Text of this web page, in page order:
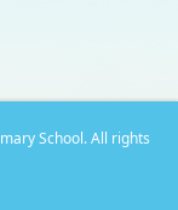
School. All rights